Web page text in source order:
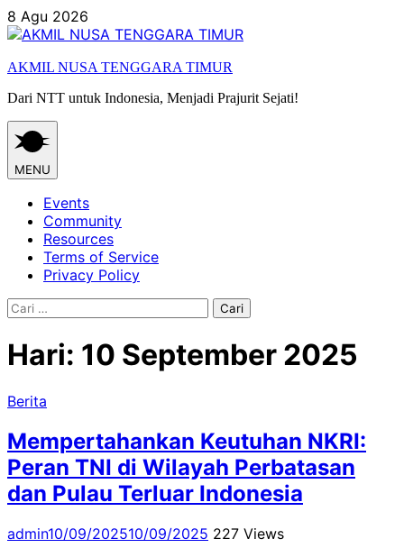
Skip
to
8 Agu 2026
AKMIL NUSA TENGGARA TIMUR
Dari NTT untuk Indonesia, Menjadi Prajurit Sejati!
MENU
Events
Community
Resources
Terms of Service
Privacy Policy
Cari
Hari: 10 September 2025
Berita
Mempertahankan Keutuhan NKRI:
Peran TNI di Wilayah Perbatasan
dan Pulau Terluar Indonesia
admin10/09/202510/09/2025 227 Views